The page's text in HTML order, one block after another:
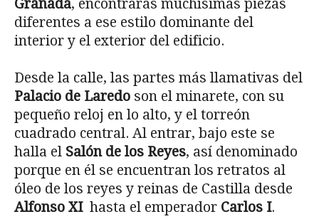
Granada, encontrarás muchísimas piezas
diferentes a ese estilo dominante del
interior y el exterior del edificio.
Desde la calle, las partes más llamativas del
Palacio de Laredo son el minarete, con su
pequeño reloj en lo alto, y el torreón
cuadrado central. Al entrar, bajo este se
halla el Salón de los Reyes, así denominado
porque en él se encuentran los retratos al
óleo de los reyes y reinas de Castilla desde
Alfonso XIhasta el emperador Carlos I.